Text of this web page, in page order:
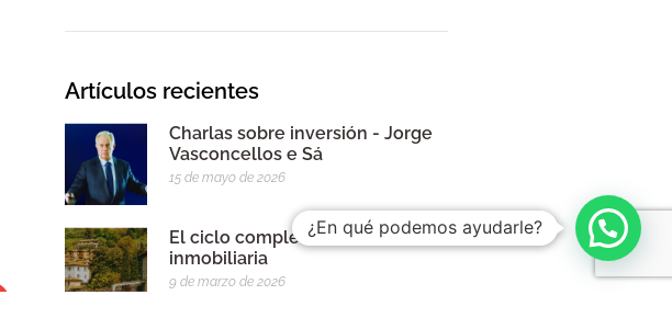
Artículos recientes
Charlas sobre inversión - Jorge
Vasconcellos e Sá
15 de mayo de 2026
El ciclo completo de la inversión
inmobiliaria
9 de marzo de 2026
¿En qué podemos ayudarle?